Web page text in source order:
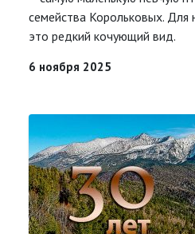
семейства Корольковых. Для
это редкий кочующий вид.
6 ноября 2025